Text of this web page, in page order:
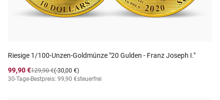
Riesige 1/100-Unzen-Goldmünze "20 Gulden - Franz Joseph I."
99,90 €
(-30,00 €)
129,90 €
30-Tage-Bestpreis: 99,90 €steuerfrei